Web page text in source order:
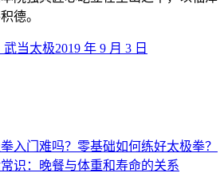
德。
武当太极2019 年 9 月 3 日
入门难吗？零基础如何练好太极拳？
识：晚餐与体重和寿命的关系